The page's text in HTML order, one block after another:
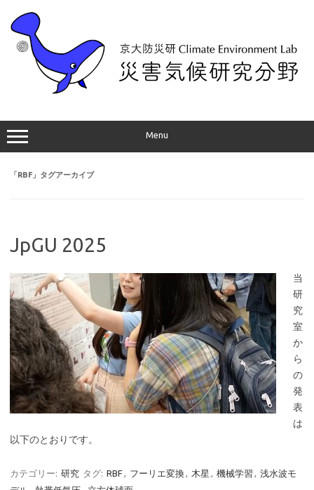
Menu
「RBF 」タグアーカイブ
JpGU 2025
当
研
究
室
か
ら
の
発
表
は
以下のとおりです。
カテゴリー: 研究 タグ: RBF フーリエ変換 木星 機械学習
浅水波モ